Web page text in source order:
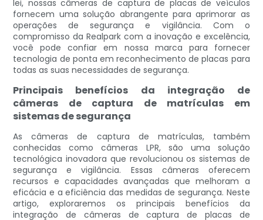
lei, nossas câmeras de captura de placas de veículos
fornecem uma solução abrangente para aprimorar as
operações de segurança e vigilância. Com o
compromisso da Realpark com a inovação e excelência,
você pode confiar em nossa marca para fornecer
tecnologia de ponta em reconhecimento de placas para
todas as suas necessidades de segurança.
Principais benefícios da integração de
câmeras de captura de matrículas em
sistemas de segurança
As câmeras de captura de matrículas, também
conhecidas como câmeras LPR, são uma solução
tecnológica inovadora que revolucionou os sistemas de
segurança e vigilância. Essas câmeras oferecem
recursos e capacidades avançadas que melhoram a
eficácia e a eficiência das medidas de segurança. Neste
artigo, exploraremos os principais benefícios da
integração de câmeras de captura de placas de